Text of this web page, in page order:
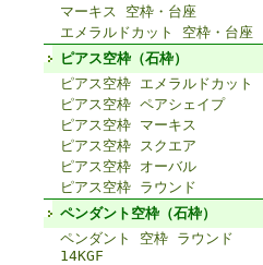
マーキス 空枠・台座
エメラルドカット 空枠・台座
ピアス空枠（石枠）
ピアス空枠 エメラルドカット
ピアス空枠 ペアシェイプ
ピアス空枠 マーキス
ピアス空枠 スクエア
ピアス空枠 オーバル
ピアス空枠 ラウンド
ペンダント空枠（石枠）
ペンダント 空枠 ラウンド
14KGF